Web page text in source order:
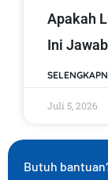
Apakah
Ini
Juli 5, 2026
Butuh